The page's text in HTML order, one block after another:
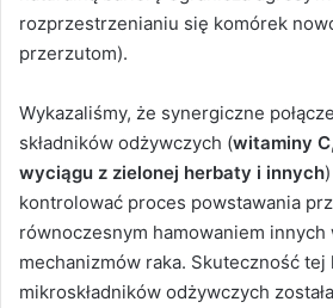
rozprzestrzenianiu się komórek
przerzutom).
Wykazaliśmy, że synergiczne
składników odżywczych (witaminy
wyciągu z zielonej herbaty i innych
kontrolować proces powstawania
równoczesnym hamowaniem innych
mechanizmów raka. Skuteczność tej
mikroskładników odżywczych